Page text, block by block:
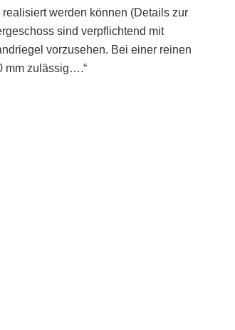
werden können (Details zur
sind verpflichtend mit
vorzusehen. Bei einer reinen
mm zulässig….“